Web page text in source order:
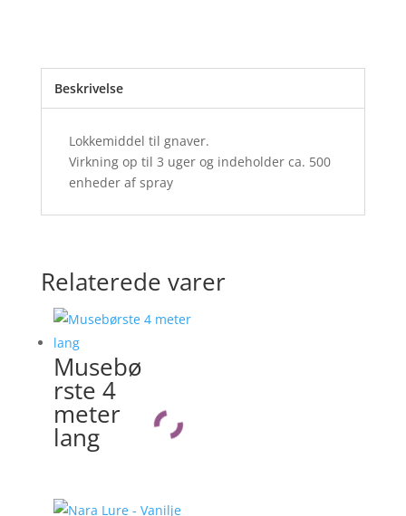
Beskrivelse
Lokkemiddel til gnaver.
Virkning op til 3 uger og indeholder ca. 500
enheder af spray
Relaterede varer
Musebø
rste 4
meter
lang